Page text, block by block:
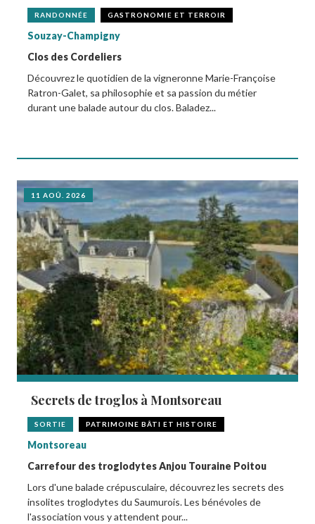
RANDONNÉE GASTRONOMIE ET TERROIR
Souzay-Champigny
Clos des Cordeliers
Découvrez le quotidien de la vigneronne Marie-Françoise
Ratron-Galet, sa philosophie et sa passion du métier
durant une balade autour du clos. Baladez...
11 AOÛ. 2026
Secrets de troglos à Montsoreau
SORTIE PATRIMOINE BÂTI ET HISTOIRE
Montsoreau
Carrefour des troglodytes Anjou Touraine Poitou
Lors d'une balade crépusculaire, découvrez les secrets des
insolites troglodytes du Saumurois. Les bénévoles de
l'association vous y attendent pour...